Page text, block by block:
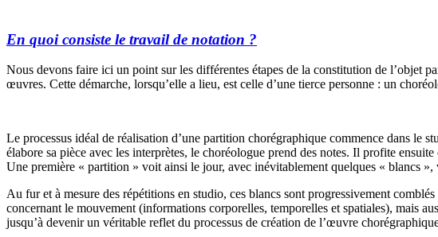
En quoi consiste le travail de notation ?
Nous devons faire ici un point sur les différentes étapes de la constitution de l’objet
œuvres. Cette démarche, lorsqu’elle a lieu, est celle d’une tierce personne : un
Le processus idéal de réalisation d’une partition chorégraphique commence dans le
élabore sa pièce avec les interprètes, le choréologue prend des notes. Il profite
Une première « partition » voit ainsi le jour, avec inévitablement quelques « blancs
Au fur et à mesure des répétitions en studio, ces blancs sont progressivement
concernant le mouvement (informations corporelles, temporelles et spatiales), mais
jusqu’à devenir un véritable reflet du processus de création de l’œuvre